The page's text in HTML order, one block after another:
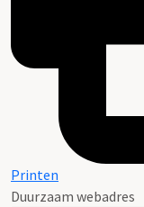
Printen
Duurzaam webadres